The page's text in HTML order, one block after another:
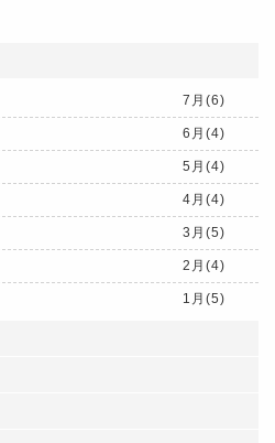
7月(6)
6月(4)
5月(4)
4月(4)
3月(5)
2月(4)
1月(5)